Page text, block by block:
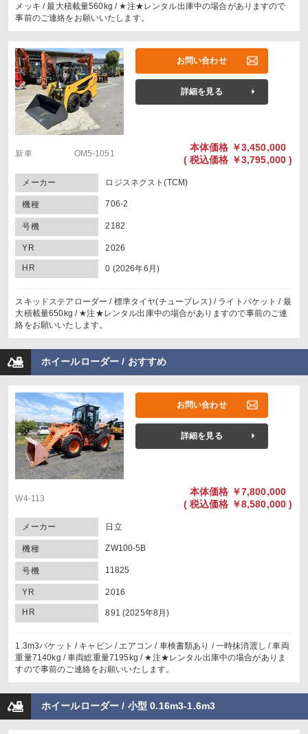
メッキ / 最大積載量560kg / ★注★レンタル出庫中の場合がありますので
事前のご連絡をお願いいたします。
お問い合わせ
詳細を見る
新車 OM5-1051
本体価格 ￥3,450,000
( 税込価格 ￥3,795,000 )
メーカー ロジスネクスト(TCM)
機種 706-2
号機 2182
YR 2026
HR 0 (2026年6月)
スキッドステアローダー / 標準タイヤ(チューブレス) / ライトバケット / 最
大積載量650kg / ★注★レンタル出庫中の場合がありますので事前のご連
絡をお願いいたします。
ホイールローダー / おすすめ
お問い合わせ
詳細を見る
W4-113
本体価格 ￥7,800,000
( 税込価格 ￥8,580,000 )
メーカー 日立
機種 ZW100-5B
号機 11825
YR 2016
HR 891 (2025年8月)
1.3m3バケット / キャビン / エアコン / 車検書類あり / 一時抹消渡し / 車両
重量7140kg / 車両総重量7195kg / ★注★レンタル出庫中の場合がありま
すので事前のご連絡をお願いいたします。
ホイールローダー / 小型 0.16m3-1.6m3